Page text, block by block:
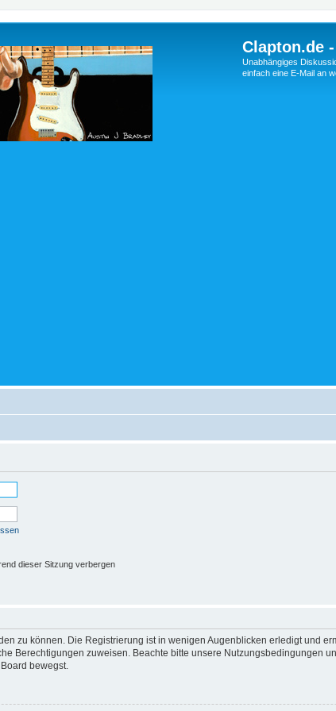
Clapton.de
Unabhängiges
einfach eine E-Mail an
dieser Sitzung verbergen
zu können. Die Registrierung ist in wenigen Augenblicken erledigt und
Berechtigungen zuweisen. Beachte bitte unsere Nutzungsbedingungen
bewegst.